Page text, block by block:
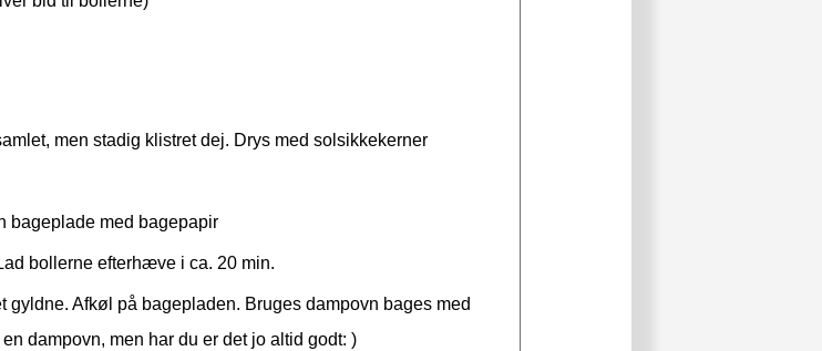
men stadig klistret dej. Drys med solsikkekerner
bageplade med bagepapir
bollerne efterhæve i ca. 20 min.
gyldne. Afkøl på bagepladen. Bruges dampovn bages med
dampovn, men har du er det jo altid godt: )